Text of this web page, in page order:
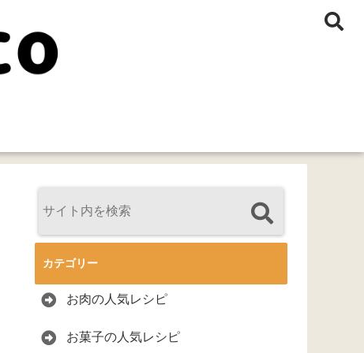
カテゴリー
お肉の人気レシピ
お菓子の人気レシピ